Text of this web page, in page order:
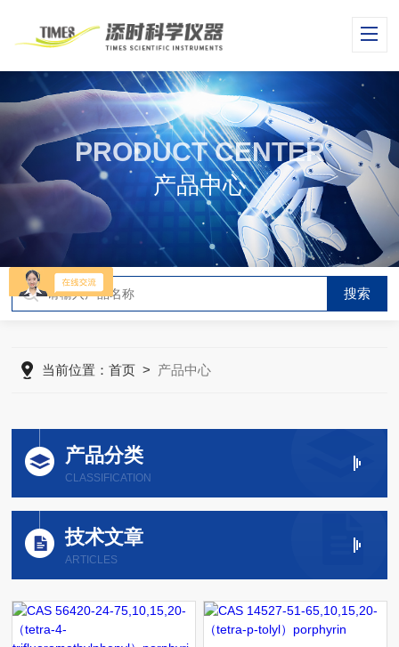
PRODUCT CENTER
产品中心
当前位置：首页 > 产品中心
产品分类
CLASSIFICATION
技术文章
ARTICLES